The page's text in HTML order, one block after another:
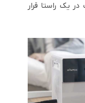
یک راستا قرار